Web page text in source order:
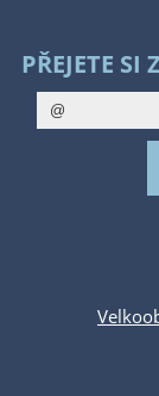
PŘEJETE SI